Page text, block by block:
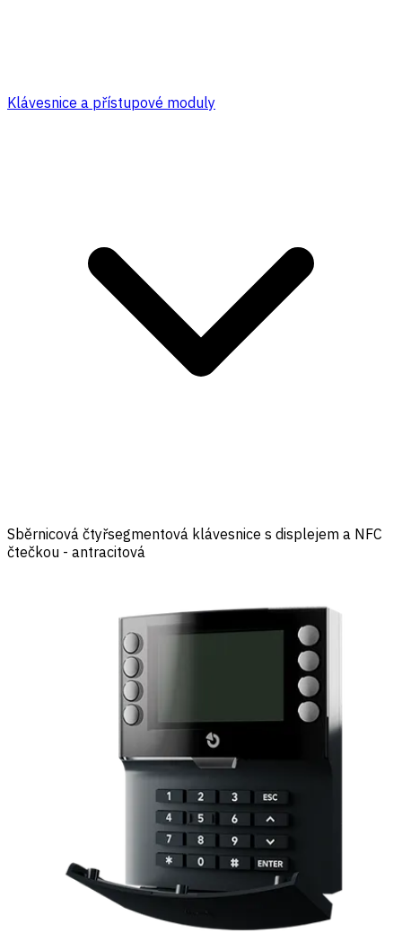
Klávesnice a přístupové moduly
Sběrnicová čtyřsegmentová klávesnice s displejem a NFC
čtečkou - antracitová